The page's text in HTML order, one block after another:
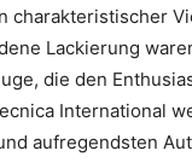
charakteristischer
Lackierung
die den
International
aufregendsten